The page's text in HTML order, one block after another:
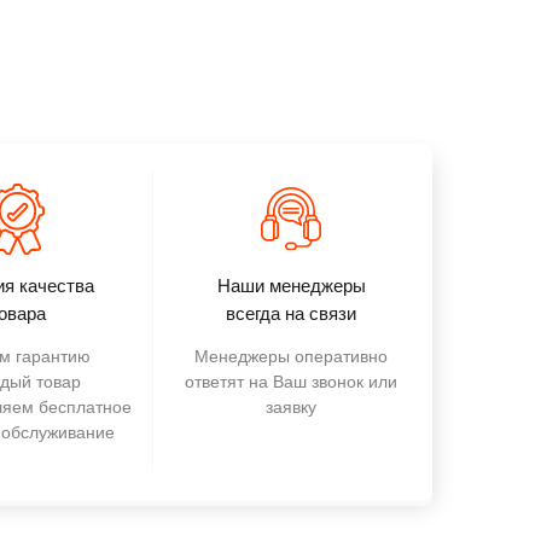
качества
Наши менеджеры
всегда на связи
гарантию
товар
бесплатное
Менеджеры оперативно
ответят на Ваш звонок или
заявку